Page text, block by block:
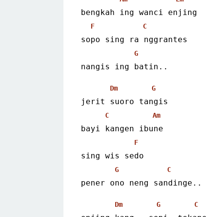
bengkah ing wanci enjing
F C
sopo sing ra nggrantes
G
nangis ing batin..
Dm G
jerit suoro tangis
C Am
bayi kangen ibune
F
sing wis sedo
G C
pener ono neng sandinge..
Dm G C